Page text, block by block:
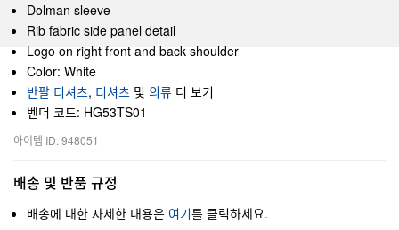
Dolman sleeve
Rib fabric side panel detail
Logo on right front and back shoulder
Color: White
반팔 티셔츠, 티셔츠 및 의류 더 보기
벤더 코드: HG53TS01
아이템 ID: 948051
배송 및 반품 규정
배송에 대한 자세한 내용은 여기를 클릭하세요.